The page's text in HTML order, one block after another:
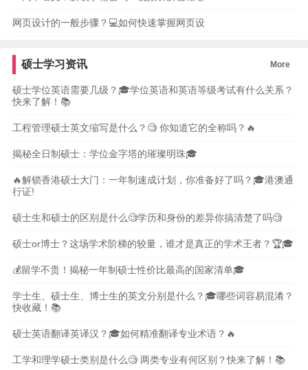
网页设计的一般步骤？💻如何快速掌握网页设
硕士学习资讯 More
硕士学位英语需要几级？🎓学位英语和英语等级考试有什么关系？
快来了解！📚
工程管理硕士英文缩写是什么？🧐 你知道它的全称吗？🔥
揭秘全日制硕士：学位金字塔的璀璨明珠🎓
🔥解锁香港硕士大门：一年制速成计划，你准备好了吗？🎓港澳通
行证!
硕士生和硕士的区别是什么🧐学历和身份的差异你搞清楚了吗🧐
硕士or博士？这场学术阶梯的较量，谁才是真正的学术王者？🏆🎓
💰留学不贵！揭秘一年制硕士性价比最高的国家清单🎓
学士生、硕士生、博士生的英文分别是什么？🎓哪些词容易混淆？
快收藏！📚
硕士英语翻译英译汉？🎓如何精准翻译专业术语？🔥
工学和理学硕士类别是什么🧐 两类专业有何区别？快来了解！📚